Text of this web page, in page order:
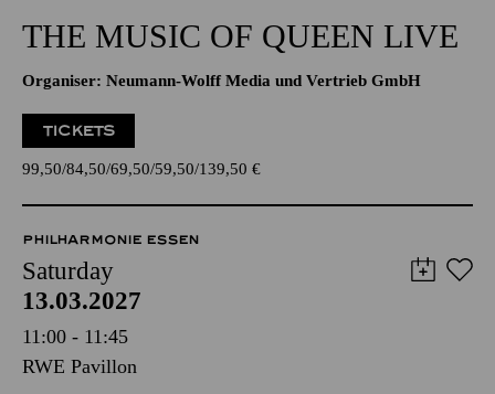
THE MUSIC OF QUEEN LIVE
Organiser: Neumann-Wolff Media und Vertrieb GmbH
TICKETS
99,50 84,50 69,50 59,50 139,50 €
PHILHARMONIE ESSEN
Saturday
13.03.2027
11:00 - 11:45
RWE Pavillon